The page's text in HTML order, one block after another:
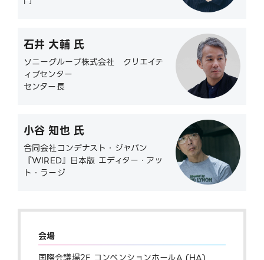
石井 大輔 氏
ソニーグループ株式会社 クリエイテ
ィブセンター
センター長
小谷 知也 氏
合同会社コンデナスト・ジャパン
『WIRED』日本版 エディター・アッ
ト・ラージ
会場
国際会議場2F コンベンションホールA (HA)